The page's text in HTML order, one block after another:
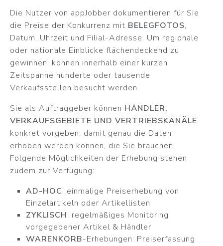
Die Nutzer von appJobber dokumentieren für Sie
die Preise der Konkurrenz mit BELEGFOTOS,
Datum, Uhrzeit und Filial-Adresse. Um regionale
oder nationale Einblicke flächendeckend zu
gewinnen, können innerhalb einer kurzen
Zeitspanne hunderte oder tausende
Verkaufsstellen besucht werden.
Sie als Auftraggeber können HÄNDLER,
VERKAUFSGEBIETE UND VERTRIEBSKANÄLE
konkret vorgeben, damit genau die Daten
erhoben werden können, die Sie brauchen.
Folgende Möglichkeiten der Erhebung stehen
zudem zur Verfügung:
AD-HOC: einmalige Preiserhebung von
Einzelartikeln oder Artikellisten
ZYKLISCH: regelmäßiges Monitoring
vorgegebener Artikel & Händler
WARENKORB-Erhebungen: Preiserfassung